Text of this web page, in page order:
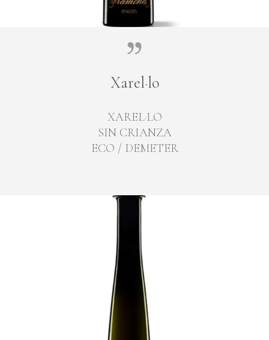
Xarel·lo
XAREL·LO
SIN CRIANZA
ECO / DEMETER